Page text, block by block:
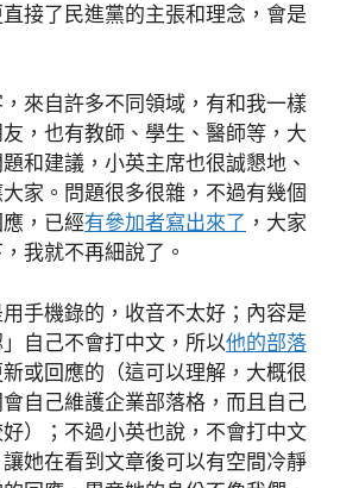
接了民進黨的主張和理念，會是
來自許多不同領域，有和我一樣
，也有教師、學生、醫師等，大
和建議，小英主席也很誠懇地、
家。問題很多很雜，不過有幾個
，已經有參加者寫出來了 ，大家
我就不再細說了。
手機錄的，收音不太好；內容是
自己不會打中文，所以他的部落
或回應的（這可以理解，大概很
自己維護企業部落格，而且自己
好）；不過小英也說，不會打中文
她在看到文章後可以有空間冷靜